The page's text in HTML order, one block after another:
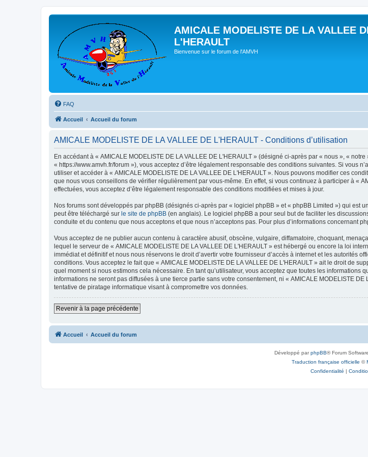
AMICALE MODELISTE DE LA VALLEE
L'HERAULT
Bienvenue sur le forum de l'AMVH
FAQ
Accueil Accueil du forum
AMICALE MODELISTE DE LA VALLEE DE L'HERAULT - Conditions d’utilisation
En accédant à « AMICALE MODELISTE DE LA VALLEE DE L'HERAULT » (désigné ci-après par « nous », «
« https://www.amvh.fr/forum »), vous acceptez d’être légalement responsable des conditions suivantes. Si vous
utiliser et accéder à « AMICALE MODELISTE DE LA VALLEE DE L'HERAULT ». Nous pouvons modifier ces
que nous vous conseillons de vérifier régulièrement par vous-même. En effet, si vous continuez à participer à «
effectuées, vous acceptez d’être légalement responsable des conditions modifiées et mises à jour.
Nos forums sont développés par phpBB (désignés ci-après par « logiciel phpBB » et « phpBB Limited ») qui est
peut être téléchargé sur le site de phpBB (en anglais). Le logiciel phpBB a pour seul but de faciliter les
conduite et du contenu que nous acceptons et que nous n’acceptons pas. Pour plus d’informations concernant
Vous acceptez de ne publier aucun contenu à caractère abusif, obscène, vulgaire, diffamatoire, choquant,
lequel le serveur de « AMICALE MODELISTE DE LA VALLEE DE L'HERAULT » est hébergé ou encore la loi
immédiat et définitif et nous nous réservons le droit d’avertir votre fournisseur d’accès à internet et les autorités
conditions. Vous acceptez le fait que « AMICALE MODELISTE DE LA VALLEE DE L'HERAULT » ait le droit de
quel moment si nous estimons cela nécessaire. En tant qu’utilisateur, vous acceptez que toutes les
informations ne seront pas diffusées à une tierce partie sans votre consentement, ni « AMICALE MODELISTE
tentative de piratage informatique visant à compromettre vos données.
Revenir à la page précédente
Accueil Accueil du forum
Développé parphpBB® Forum
Traduction française officielle ©
Confidentialité |